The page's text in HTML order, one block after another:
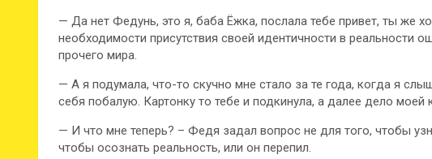
— Да нет Федунь, это я, баба Ёжка, послала тебе привет, ты же
необходимости присутствия своей идентичности в реальности
прочего мира.
— А я подумала, что-то скучно мне стало за те года, когда я
себя побалую. Картонку то тебе и подкинула, а далее дело моей
— И что мне теперь? – Федя задал вопрос не для того, чтобы
чтобы осознать реальность, или он перепил.